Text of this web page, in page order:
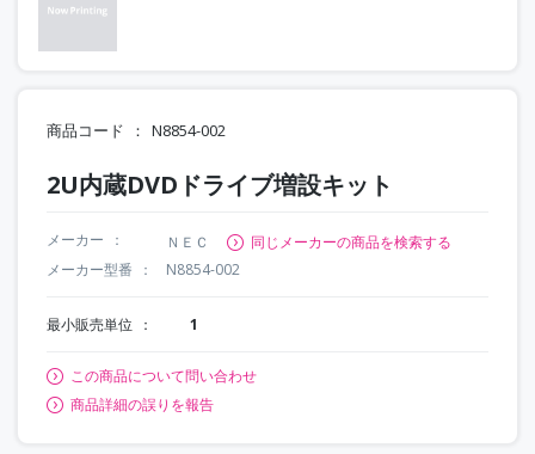
商品コード N8854-002
2U内蔵DVDドライブ増設キット
メーカー ＮＥＣ
同じメーカーの商品を検索する
メーカー型番
N8854-002
最小販売単位 1
この商品について問い合わせ
商品詳細の誤りを報告